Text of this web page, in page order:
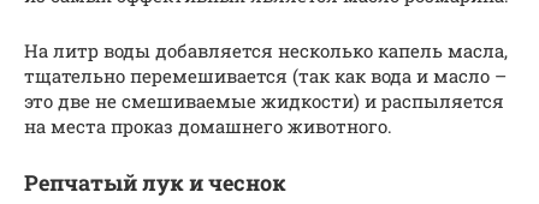
На литр воды добавляется несколько капель масла,
тщательно перемешивается (так как вода и масло –
это две не смешиваемые жидкости) и распыляется
на места проказ домашнего животного.
Репчатый лук и чеснок